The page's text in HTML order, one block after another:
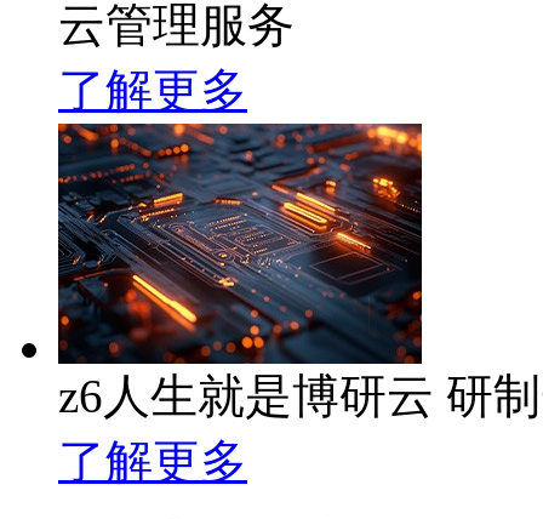
云管理服务
了解更多
z6人生就是博研云 研
了解更多